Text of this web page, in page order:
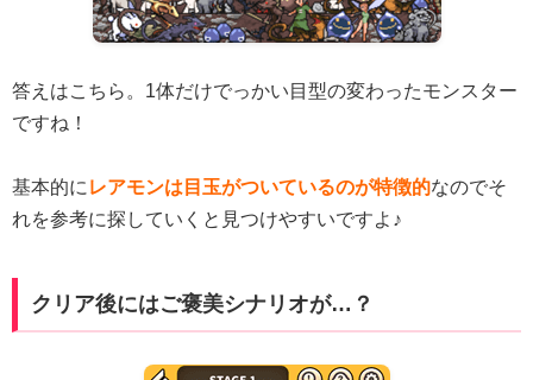
答えはこちら。1体だけでっかい目型の変わったモンスター
ですね！
基本的に レアモンは目玉がついているのが特徴的なのでそ
れを参考に探していくと見つけやすいですよ♪
クリア後にはご褒美シナリオが…？